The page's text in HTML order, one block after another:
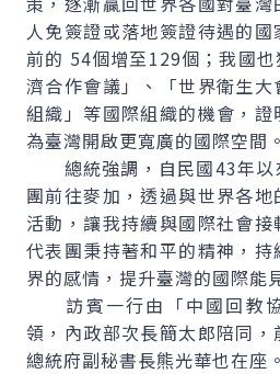
人免簽證或落地簽證待遇的
前的 54個增至129個；我國
濟合作會議」、「世界衛生
組織」等國際組織的機會，證
為臺灣開啟更寬廣的國際空間。
總統強調，自民國43年以
團前往麥加，透過與世界各
活動，讓我持續與國際社會
代表團秉持著和平的精神，
界的感情，提升臺灣的國際能
訪賓一行由「中國回教
領，內政部次長簡太郎陪同，
總統府副秘書長熊光華也在座。